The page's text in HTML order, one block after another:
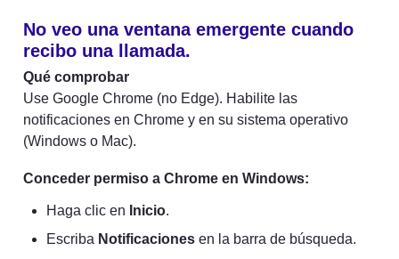
No veo una ventana emergente cuando
recibo una llamada.
Qué comprobar
Use Google Chrome (no Edge). Habilite las
notificaciones en Chrome y en su sistema operativo
(Windows o Mac).
Conceder permiso a Chrome en Windows:
Haga clic en Inicio.
Escriba Notificaciones en la barra de búsqueda.